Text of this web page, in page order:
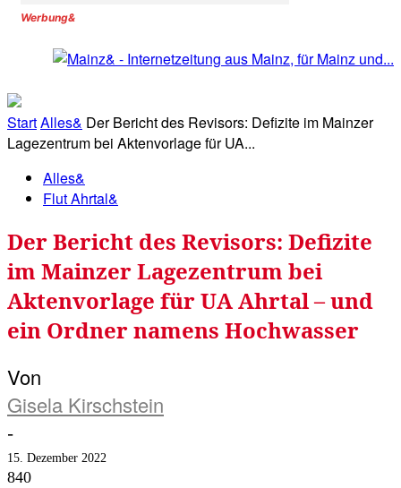
Werbung&
StartAlles& Der Bericht des Revisors: Defizite im Mainzer
Lagezentrum bei Aktenvorlage für UA...
Alles&
Flut Ahrtal&
Der Bericht des Revisors: Defizite
im Mainzer Lagezentrum bei
Aktenvorlage für UA Ahrtal – und
ein Ordner namens Hochwasser
Von
Gisela Kirschstein
-
15. Dezember 2022
840